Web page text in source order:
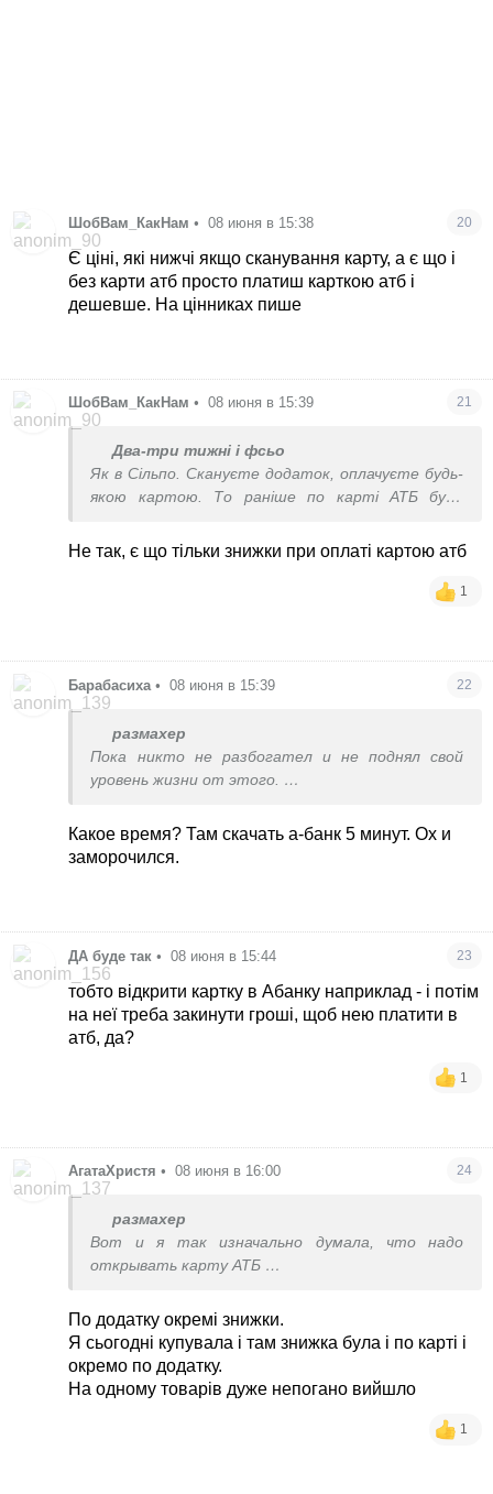
ШобВам_КакНам • 08 июня в 15:38 20
Є ціні, які нижчі якщо сканування карту, а є що і
без карти атб просто платиш карткою атб і
дешевше. На цінниках пише
ШобВам_КакНам • 08 июня в 15:39 21
Два-три тижні і фсьо
Як в Сільпо. Скануєте додаток, оплачуєте будь-
якою картою. То раніше по карті АТБ були
Не так, є що тільки знижки при оплаті картою атб
1
Барабасиха • 08 июня в 15:39 22
размахер
Пока никто не разбогател и не поднял свой
уровень жизни от этого.
Какое время? Там скачать а-банк 5 минут. Ох и
заморочился.
ДА буде так • 08 июня в 15:44 23
тобто відкрити картку в Абанку наприклад - і потім
на неї треба закинути гроші, щоб нею платити в
атб, да?
1
АгатаХристя • 08 июня в 16:00 24
размахер
Вот и я так изначально думала, что надо
открывать карту АТБ
В таком случае я не стала бы вообще
заморачиваться , снесу додаток
По додатку окремі знижки.
Я сьогодні купувала і там знижка була і по карті і
окремо по додатку.
На одному товарів дуже непогано вийшло
1